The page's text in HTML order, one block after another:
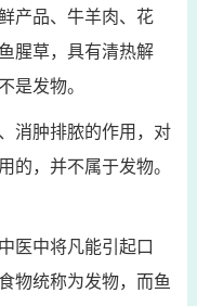
产品、牛羊肉、花
腥草，具有清热解
是发物。
消肿排脓的作用，对
的，并不属于发物。
医中将凡能引起口
物统称为发物，而鱼